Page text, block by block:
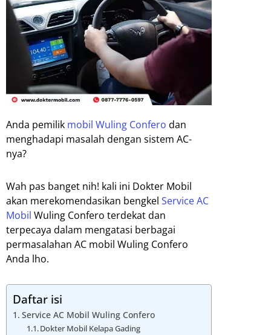
Anda pemilik mobil Wuling Confero dan
menghadapi masalah dengan sistem AC-
nya?
Wah pas banget nih! kali ini Dokter Mobil
akan merekomendasikan bengkel Service AC
Mobil Wuling Confero terdekat dan
terpecaya dalam mengatasi berbagai
permasalahan AC mobil Wuling Confero
Anda lho.
Daftar isi
Service AC Mobil Wuling Confero
Dokter Mobil Kelapa Gading